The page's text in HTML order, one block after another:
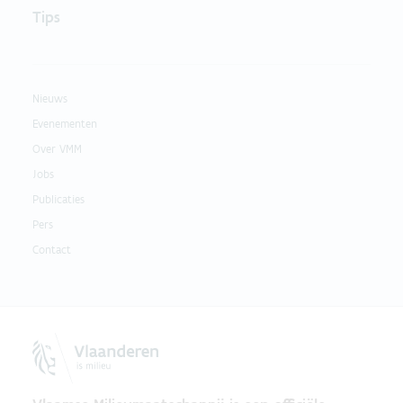
Tips
Nieuws
Evenementen
Over VMM
Jobs
Publicaties
Pers
Contact